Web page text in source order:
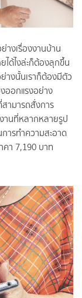
างเรื่องงานบ้าน
ได้ไงล่ะก็ต้องลุกขึ้น
างนั้นเราก็ต้องมีตัว
ออกแรงอย่าง
ามารถสั่งการ
านที่หลากหลายรูป
การทำความสะอาด
คา 7,190 บาท